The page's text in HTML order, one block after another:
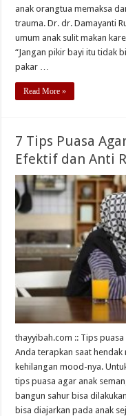
anak orangtua memaksa
trauma. Dr. dr. Damayanti
umum anak sulit makan
“Jangan pikir bayi itu tidak
pakar …
Read More »
7 Tips Puasa
Efektif dan Anti
thayyibah.com :: Tips
Anda terapkan saat
kehilangan mood-nya.
tips puasa agar anak
bangun sahur bisa
bisa diajarkan pada anak